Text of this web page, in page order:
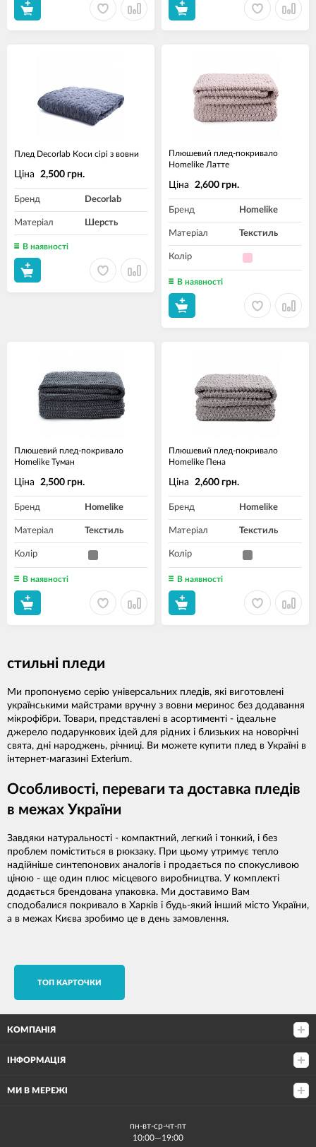
Плед Decorlab Коси сірі з вовни
Ціна 2,500 грн.
Бренд Decorlab
Матеріал Шерсть
В наявності
Плюшевий плед-покривало
Homelike Латте
Ціна 2,600 грн.
Бренд Homelike
Матеріал Текстиль
Колір
В наявності
Плюшевий плед-покривало
Homelike Туман
Ціна 2,500 грн.
Бренд Homelike
Матеріал Текстиль
Колір
В наявності
Плюшевий плед-покривало
Homelike Пена
Ціна 2,600 грн.
Бренд Homelike
Матеріал Текстиль
Колір
В наявності
стильні пледи
Ми пропонуємо серію універсальних пледів, які виготовлені
українськими майстрами вручну з вовни меринос без додавання
мікрофібри. Товари, представлені в асортименті - ідеальне
джерело подарункових ідей для рідних і близьких на новорічні
свята, дні народжень, річниці. Ви можете купити плед в Україні в
інтернет-магазині Exterium.
Особливості, переваги та доставка пледів
в межах України
Завдяки натуральності - компактний, легкий і тонкий, і без
проблем поміститься в рюкзаку. При цьому утримує тепло
надійніше синтепонових аналогів і продається по спокусливою
ціною - ще один плюс місцевого виробництва. У комплекті
додається брендована упаковка. Ми доставимо Вам
сподобалися покривало в Харків і будь-який інший місто України,
а в межах Києва зробимо це в день замовлення.
TОП КАРТОЧКИ
КОМПАНІЯ
ІНФОРМАЦІЯ
МИ В МЕРЕЖІ
пн-вт-ср-чт-пт
10:00—19:00